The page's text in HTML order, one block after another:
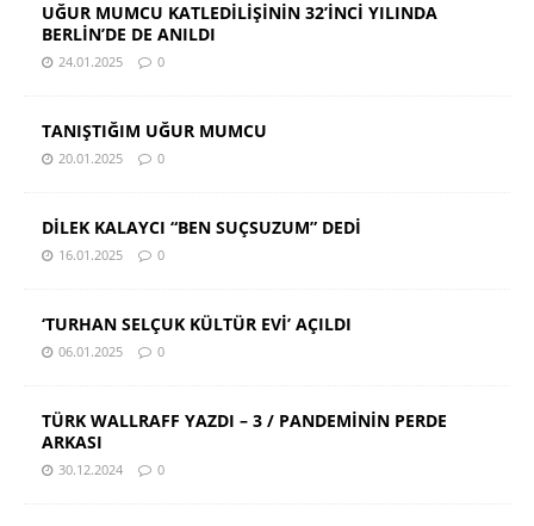
UĞUR MUMCU KATLEDİLİŞİNİN 32’İNCİ YILINDA
BERLİN’DE DE ANILDI
24.01.2025 0
TANIŞTIĞIM UĞUR MUMCU
20.01.2025 0
DİLEK KALAYCI “BEN SUÇSUZUM” DEDİ
16.01.2025 0
‘TURHAN SELÇUK KÜLTÜR EVİ’ AÇILDI
06.01.2025 0
TÜRK WALLRAFF YAZDI – 3 / PANDEMİNİN PERDE
ARKASI
30.12.2024 0